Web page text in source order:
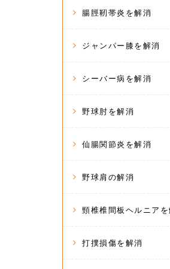
腸脛靭帯炎を解消
ジャンパー膝を解消
シーバー病を解消
野球肘を解消
仙腸関節炎を解消
野球肩の解消
頸椎椎間板ヘルニアを
打撲損傷を解消